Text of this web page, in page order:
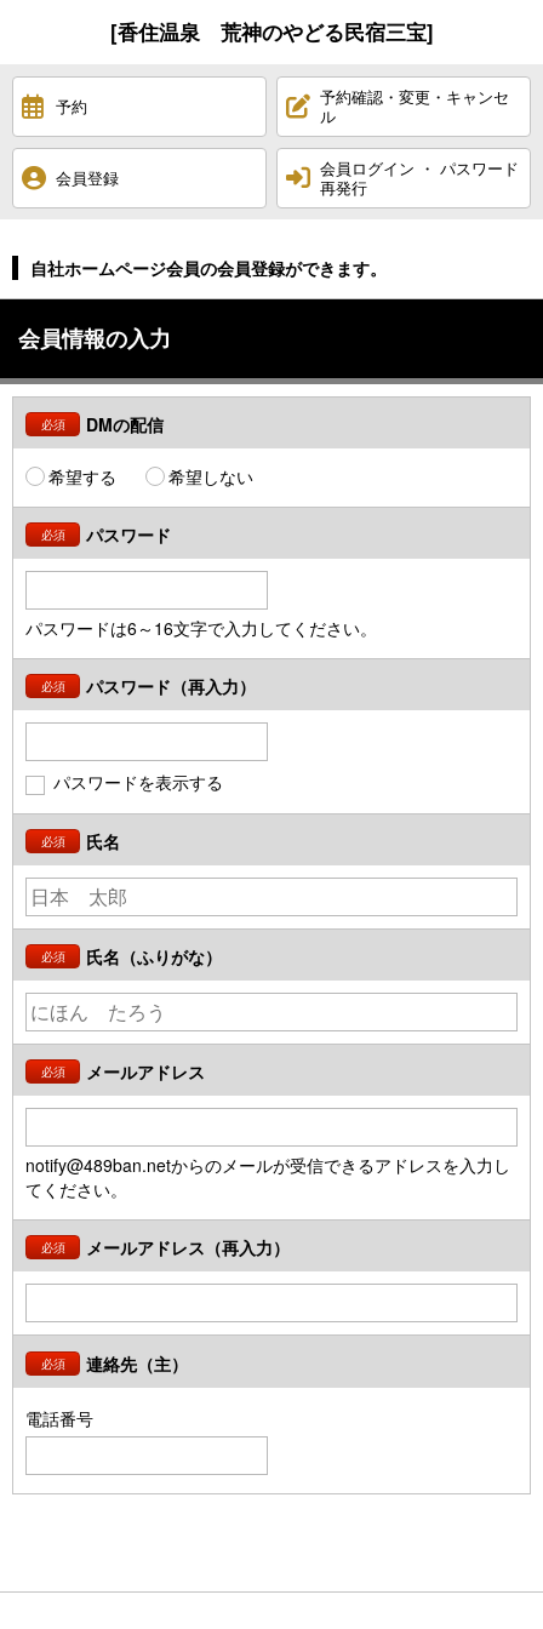
[香住温泉 荒神のやどる民宿三宝]
予約
予約確認・変更・キャンセ
ル
会員登録
会員ログイン ・ パスワード
再発行
自社ホームページ会員の会員登録ができます。
会員情報の入力
必須 DMの配信
希望する 希望しない
必須 パスワード
パスワードは6～16文字で入力してください。
必須 パスワード（再入力）
パスワードを表示する
必須 氏名
必須 氏名（ふりがな）
必須 メールアドレス
notify@489ban.netからのメールが受信できるアドレスを入力し
てください。
必須 メールアドレス（再入力）
必須 連絡先（主）
電話番号